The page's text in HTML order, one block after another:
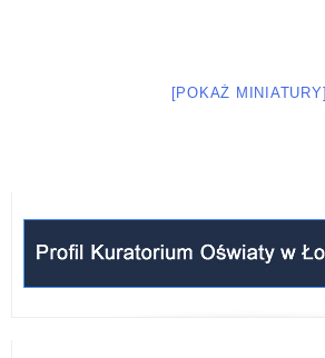
[POKAŻ MINIATURY]